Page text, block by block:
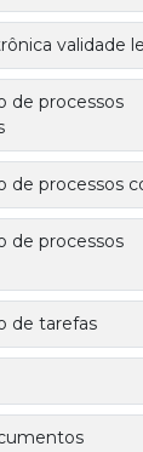
validade
de processos
de processos
de processos
de tarefas